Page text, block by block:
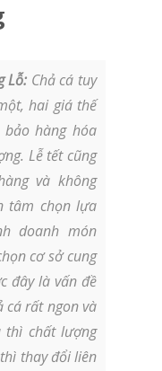
Lỗ: Chả cá tuy
hai giá thế
hàng hóa
Lễ tết cũng
và không
tâm chọn lựa
doanh món
cơ sở cung
đây là vấn đề
cá rất ngon và
thì chất lượng
thay đổi liên